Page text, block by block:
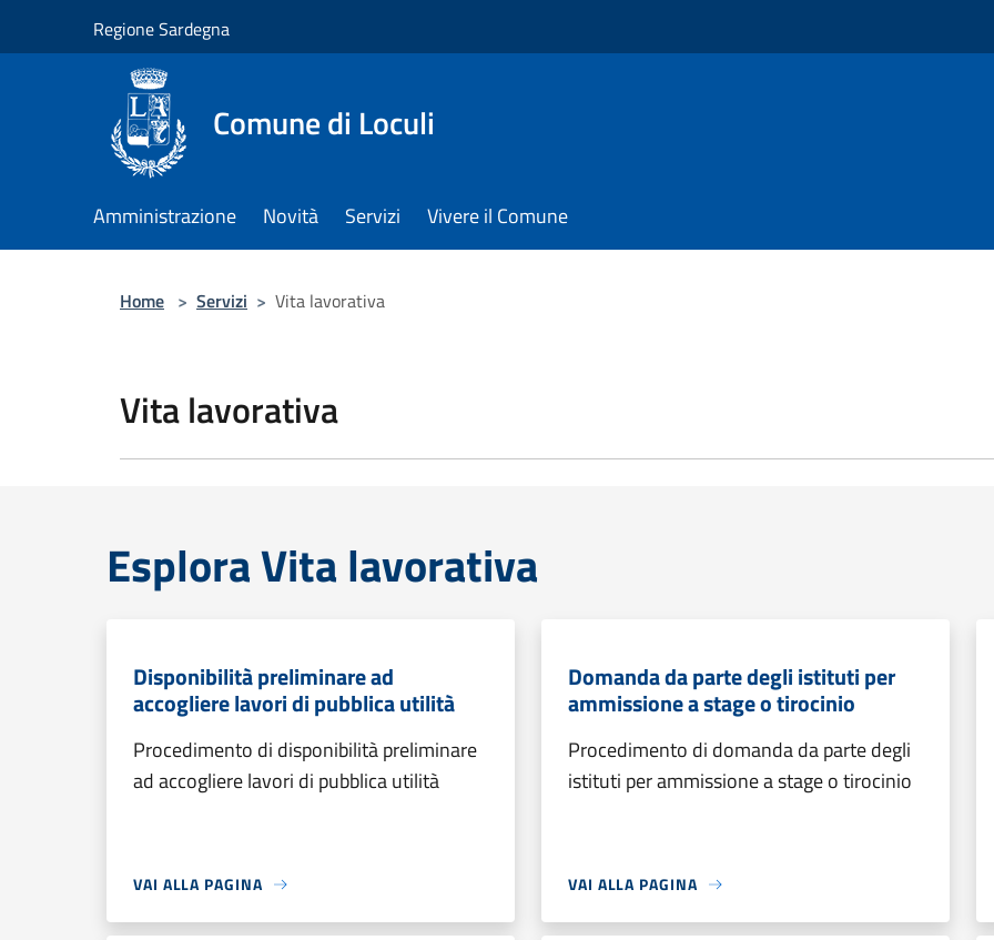
Regione Sardegna
Comune di Loculi
Amministrazione Novità Servizi Vivere il Comune
Home > Servizi > Vita lavorativa
Vita lavorativa
Esplora Vita lavorativa
Disponibilità preliminare ad
accogliere lavori di pubblica utilità
Procedimento di disponibilità preliminare
ad accogliere lavori di pubblica utilità
VAI ALLA PAGINA
Domanda da parte degli istituti per
ammissione a stage o tirocinio
Procedimento di domanda da parte degli
istituti per ammissione a stage o tirocinio
VAI ALLA PAGINA